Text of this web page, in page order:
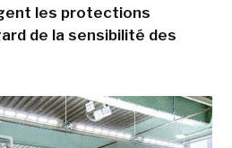
les protections
de la sensibilité des